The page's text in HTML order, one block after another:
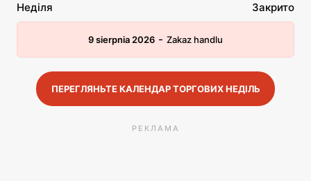
Неділя
Закрито
9 sierpnia 2026 - Zakaz handlu
ПЕРЕГЛЯНЬТЕ КАЛЕНДАР ТОРГОВИХ НЕДІЛЬ
РЕКЛАМА